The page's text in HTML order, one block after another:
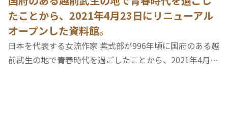
たことから、2021年4月23日にリニューアル
オープンした資料館。
日本を代表する女流作家 紫式部が996年頃に国府のある越
前武生の地で青春時代を過ごしたことから、2021年4月23